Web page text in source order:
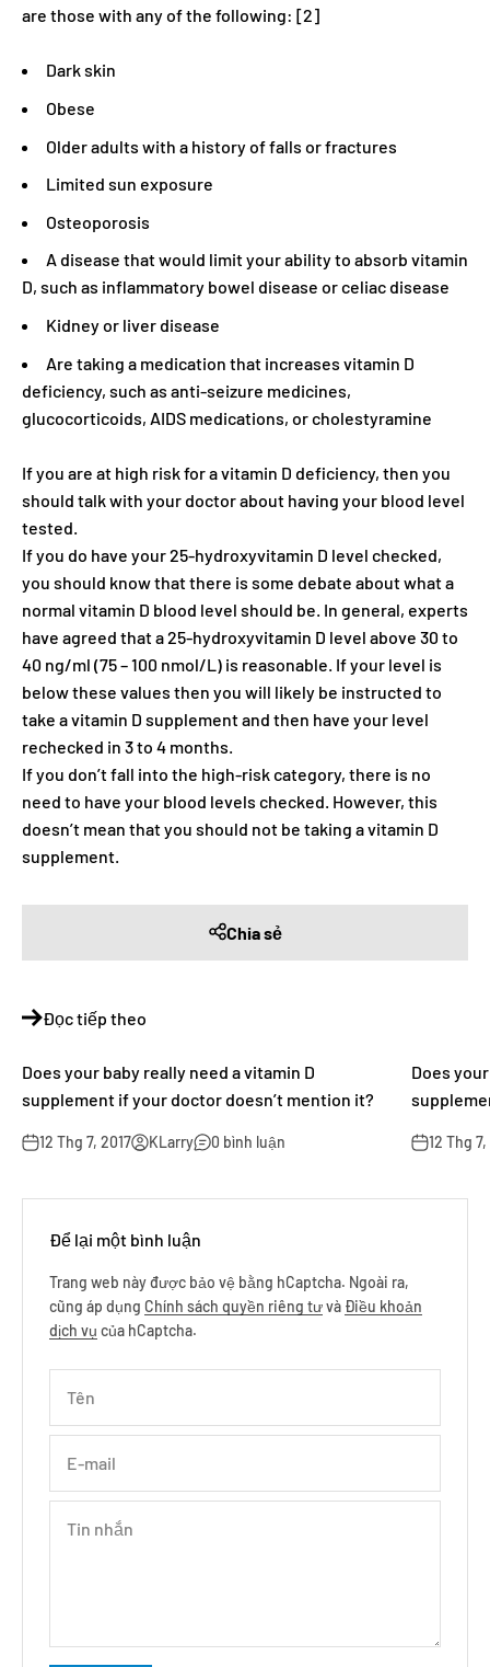
are those with any of the following: [2]
Dark skin
Obese
Older adults with a history of falls or fractures
Limited sun exposure
Osteoporosis
A disease that would limit your ability to absorb vitamin
D, such as inflammatory bowel disease or celiac disease
Kidney or liver disease
Are taking a medication that increases vitamin D
deficiency, such as anti-seizure medicines,
glucocorticoids, AIDS medications, or cholestyramine
If you are at high risk for a vitamin D deficiency, then you
should talk with your doctor about having your blood level
tested.
If you do have your 25-hydroxyvitamin D level checked,
you should know that there is some debate about what a
normal vitamin D blood level should be. In general, experts
have agreed that a 25-hydroxyvitamin D level above 30 to
40 ng/ml (75 – 100 nmol/L) is reasonable. If your level is
below these values then you will likely be instructed to
take a vitamin D supplement and then have your level
rechecked in 3 to 4 months.
If you don’t fall into the high-risk category, there is no
need to have your blood levels checked. However, this
doesn’t mean that you should not be taking a vitamin D
supplement.
Chia sẻ
Đọc tiếp theo
Does your baby really need a vitamin D
supplement if your doctor doesn’t mention it?
12 Thg 7, 2017 KLarry 0 bình luận
Does
12 Thg 7,
Để lại một bình luận
Trang web này được bảo vệ bằng hCaptcha. Ngoài ra,
cũng áp dụng Chính sách quyền riêng tưvà Điều khoản
dịch vụ của hCaptcha.
Tên
E-mail
Tin nhắn